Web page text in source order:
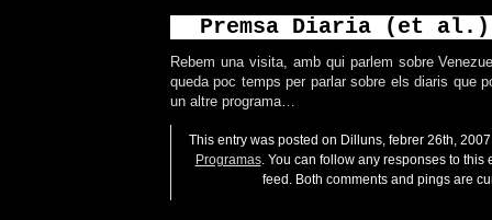
Premsa Diaria (et al.)
Rebem una visita, amb qui parlem sobre
queda poc temps per parlar sobre els diaris que
un altre programa…
This entry was posted on Dilluns, febrer 26th,
Programas. You can follow any responses to this
feed. Both comments and pings are